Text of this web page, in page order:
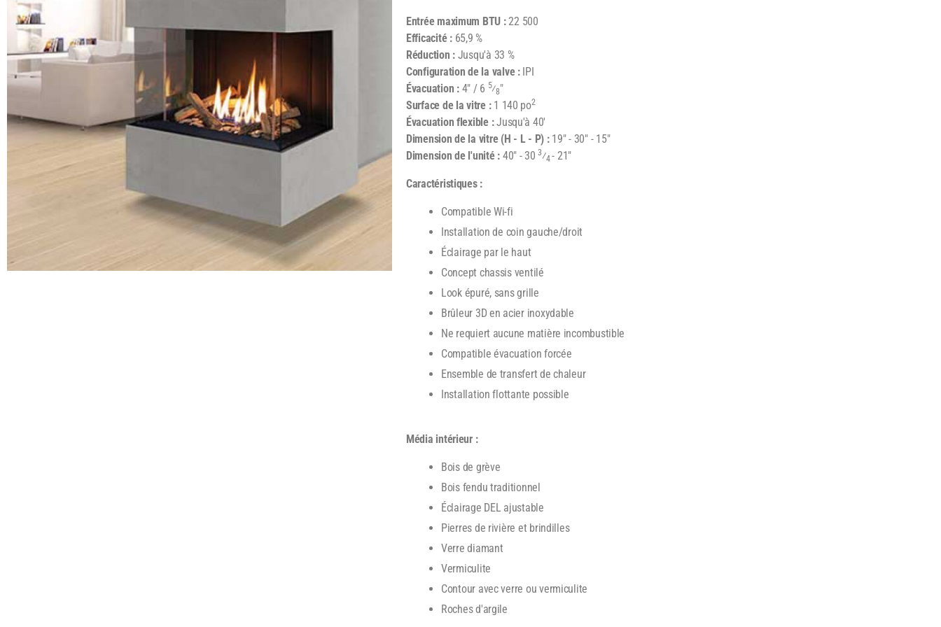
Entrée maximum BTU :22 500
Efficacité : 65,9 %
Réduction : Jusqu'à 33 %
Configuration de la valve :IPI
Évacuation : 4" / 6 5⁄8"
Surface de la vitre : 1 140 po2
Évacuation flexible :Jusqu'à 40'
Dimension de la vitre (H - L - P) : 19" - 30" - 15"
Dimension de l'unité : 40" - 303⁄4- 21"
Caractéristiques :
Compatible Wi-fi
Installation de coin gauche/droit
Éclairage par le haut
Concept chassis ventilé
Look épuré, sans grille
Brûleur 3D en acier inoxydable
Ne requiert aucune matière incombustible
Compatible évacuation forcée
Ensemble de transfert de chaleur
Installation flottante possible
Média intérieur :
Bois de grève
Bois fendu traditionnel
Éclairage DEL ajustable
Pierres de rivière et brindilles
Verre diamant
Vermiculite
Contour avec verre ou vermiculite
Roches d'argile